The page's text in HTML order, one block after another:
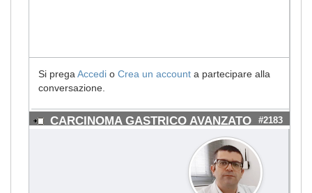
Si prega Accedi o Crea un account a partecipare alla
conversazione.
CARCINOMA GASTRICO AVANZATO #2183